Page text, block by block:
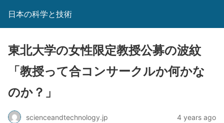
日本の科学と技術
東北大学の女性限定教授公募の波紋
「教授って合コンサークルか何かな
のか？」
scienceandtechnology.jp 4 years ago